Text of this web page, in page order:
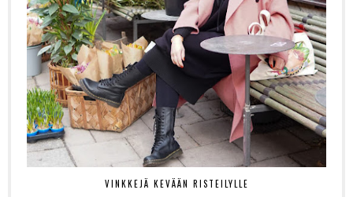
VINKKEJÄ KEVÄÄN RISTEILYLLE